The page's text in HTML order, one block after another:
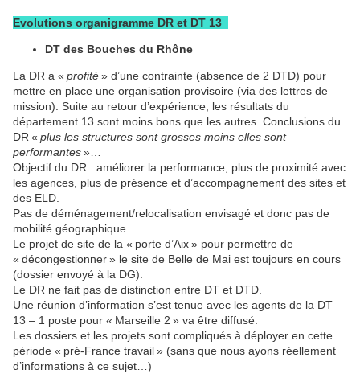
Evolutions organigramme DR et DT 13
DT des Bouches du Rhône
La DR a « profité» d’une contrainte (absence de 2 DTD) pour
mettre en place une organisation provisoire (via des lettres de
mission). Suite au retour d’expérience, les résultats du
département 13 sont moins bons que les autres. Conclusions du
DR « plus les structures sont grosses moins elles sont
performantes»…
Objectif du DR : améliorer la performance, plus de proximité avec
les agences, plus de présence et d’accompagnement des sites et
des ELD.
Pas de déménagement/relocalisation envisagé et donc pas de
mobilité géographique.
Le projet de site de la « porte d’Aix » pour permettre de
« décongestionner » le site de Belle de Mai est toujours en cours
(dossier envoyé à la DG).
Le DR ne fait pas de distinction entre DT et DTD.
Une réunion d’information s’est tenue avec les agents de la DT
13 – 1 poste pour « Marseille 2 » va être diffusé.
Les dossiers et les projets sont compliqués à déployer en cette
période « pré-France travail » (sans que nous ayons réellement
d’informations à ce sujet…)